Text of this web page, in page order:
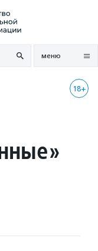
меню
18+